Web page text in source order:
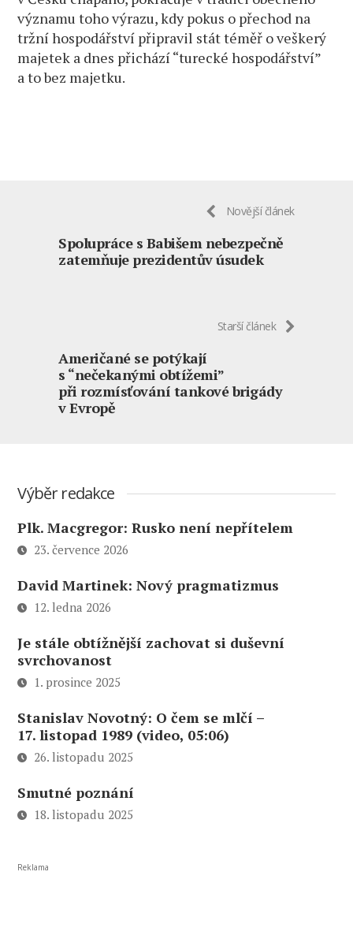
významu toho výrazu, kdy pokus o přechod na
tržní hospodářství připravil stát téměř o veškerý
majetek a dnes přichází “turecké hospodářství”
a to bez majetku.
Novější článek
Spolupráce s Babišem nebezpečně
zatemňuje prezidentův úsudek
Starší článek
Američané se potýkají
s “nečekanými obtížemi”
při rozmísťování tankové brigády
v Evropě
Výběr redakce
Plk. Macgregor: Rusko není nepřítelem
23. července 2026
David Martinek: Nový pragmatizmus
12. ledna 2026
Je stále obtížnější zachovat si duševní
svrchovanost
1. prosince 2025
Stanislav Novotný: O čem se mlčí –
17. listopad 1989 (video, 05:06)
26. listopadu 2025
Smutné poznání
18. listopadu 2025
Reklama